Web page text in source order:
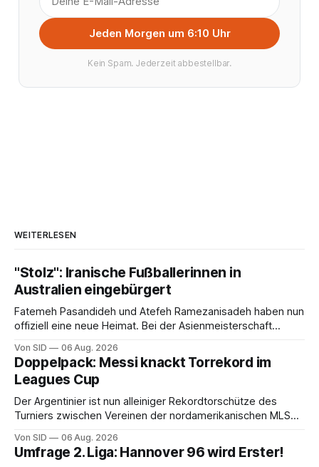
Jeden Morgen um 6:10 Uhr
Kein Spam. Jederzeit abbestellbar.
WEITERLESEN
"Stolz": Iranische Fußballerinnen in
Australien eingebürgert
Fatemeh Pasandideh und Atefeh Ramezanisadeh haben nun
offiziell eine neue Heimat. Bei der Asienmeisterschaft
Von SID 06 Aug. 2026
Doppelpack: Messi knackt Torrekord im
Leagues Cup
Der Argentinier ist nun alleiniger Rekordtorschütze des
Turniers zwischen Vereinen der nordamerikanischen MLS
Von SID 06 Aug. 2026
Umfrage 2. Liga: Hannover 96 wird Erster!